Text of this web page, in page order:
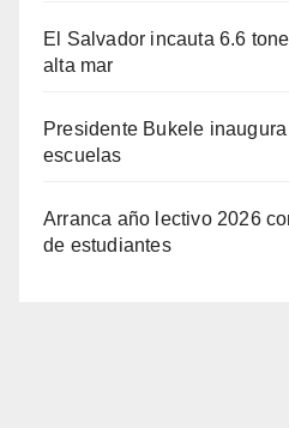
El Salvador incauta 6.6
alta mar
Presidente Bukele
escuelas
Arranca año lectivo 2026
de estudiantes